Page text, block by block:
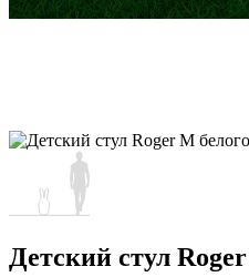
Детский стул